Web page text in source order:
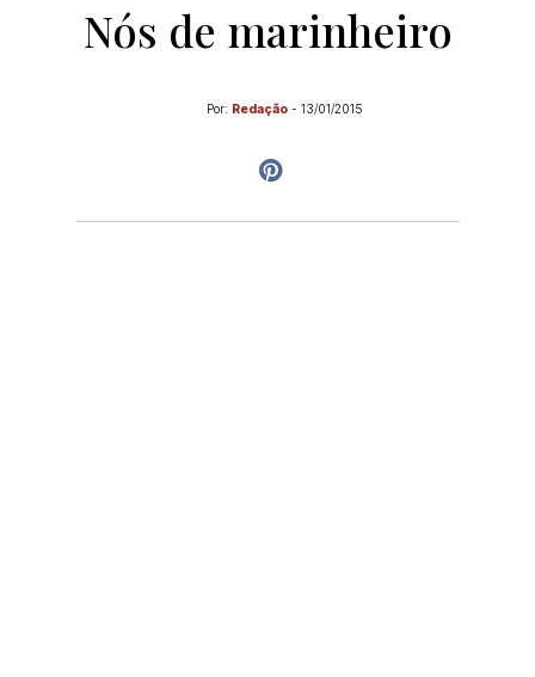
Nós de marinheiro
Por: Redação - 13/01/2015